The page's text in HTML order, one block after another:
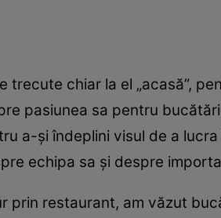
trecute chiar la el „acasă”,
pasiunea sa pentru
a-și îndeplini visul de a
echipa sa și despre
prin restaurant, am văzut